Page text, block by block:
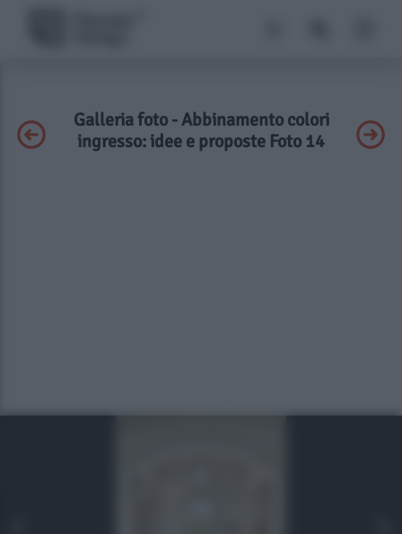
Galleria foto - Abbinamento colori
ingresso: idee e proposte Foto 14